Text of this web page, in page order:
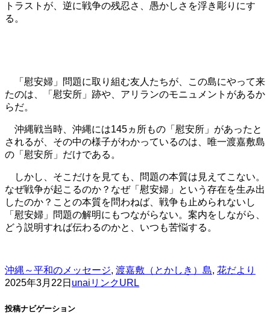
トラストが、逆に戦争の残忍さ、愚かしさを浮き彫りにす
る。
「慰安婦」問題に取り組む友人たちが、この島にやって来
たのは、「慰安所」跡や、アリランのモニュメントがあるか
らだ。
沖縄戦当時、沖縄には145ヵ所もの「慰安所」があったと
されるが、その中の様子がわかっているのは、唯一渡嘉敷島
の「慰安所」だけである。
しかし、そこだけを見ても、問題の本質は見えてこない。
なぜ戦争が起こるのか？なぜ「慰安婦」という存在を生み出
したのか？ことの本質を問わねば、戦争も止められないし
「慰安婦」問題の解明にもつながらない。案内をしながら、
どう説明すれば伝わるのかと、いつも苦悩する。
沖縄～平和のメッセージ, 渡嘉敷（とかしき）島, 花だより
2025年3月22日 unai リンクURL
投稿ナビゲーション